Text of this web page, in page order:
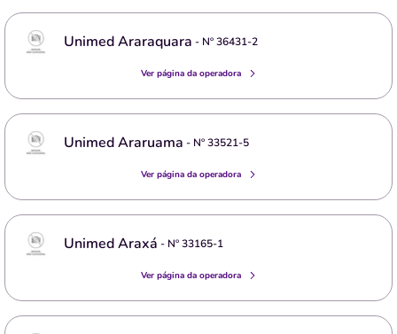
Unimed Araraquara - Nº36431-2
Ver página da operadora
Unimed Araruama - Nº33521-5
Ver página da operadora
Unimed Araxá - Nº33165-1
Ver página da operadora